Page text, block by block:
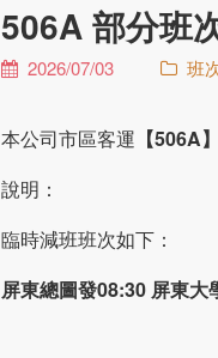
506A 部分班
2026/07/03 班
本公司市區客運 【506A】
說明：
臨時減班班次如下：
屏東總圖發08:30 屏東大